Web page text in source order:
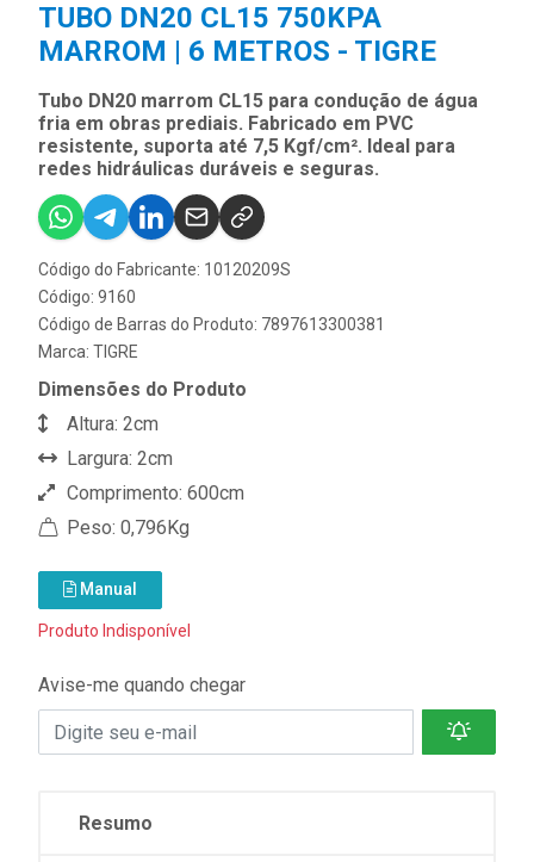
TUBO DN20 CL15 750KPA
MARROM | 6 METROS - TIGRE
Tubo DN20 marrom CL15 para condução de água
fria em obras prediais. Fabricado em PVC
resistente, suporta até 7,5 Kgf/cm². Ideal para
redes hidráulicas duráveis e seguras.
Código do Fabricante: 10120209S
Código: 9160
Código de Barras do Produto: 7897613300381
Marca: TIGRE
Dimensões do Produto
Altura: 2cm
Largura: 2cm
Comprimento: 600cm
Peso: 0,796Kg
Manual
Produto Indisponível
Avise-me quando chegar
Resumo